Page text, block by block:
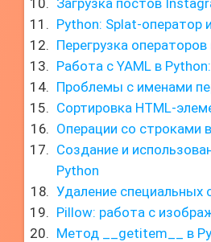
Загрузка постов
Python: Splat-оператор
Перегрузка операторов
Работа с YAML в
Проблемы с именами
Сортировка HTML-
Операции со строками
Создание и
Python
Удаление специальных
Pillow: работа с
Метод __getitem__ в